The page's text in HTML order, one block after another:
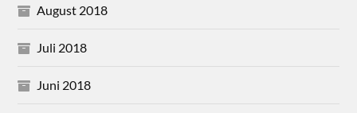
August 2018
Juli 2018
Juni 2018